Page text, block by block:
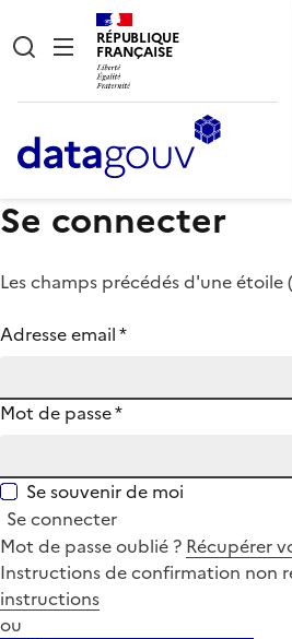
RÉPUBLIQUE
FRANÇAISE
Se connecter
Les champs précédés d'une étoile (
Adresse email*
Mot de passe*
Se souvenir de moi
Se connecter
Mot de passe oublié ? Récupérer
Instructions de confirmation non
instructions
ou